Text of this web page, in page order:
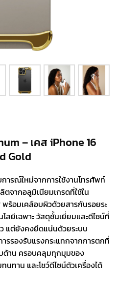
– เคส iPhone 16
Gold
ารณ์ใหม่จากการใช้งานโทรศัพท์
จากอลูมิเนียมเกรดที่ใช้ใน
ร้อมเคลือบผิวด้วยสารกันรอยระ
ลยีเฉพาะ วัสดุชั้นเยี่ยมและดีไซน์ที่
แต่ยังคงยึดแน่นด้วยระบบ
รรองรับแรงกระแทกจากการตกที่
ด้าน ครอบคลุมทุกมุมของ
ทาน และโชว์ดีไซน์ตัวเครื่องได้